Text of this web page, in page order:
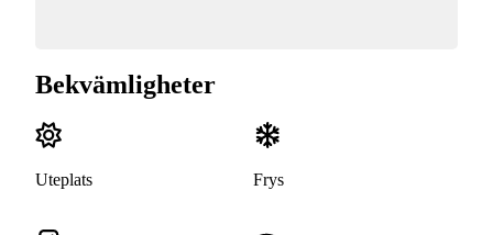
Bekvämligheter
Uteplats Frys